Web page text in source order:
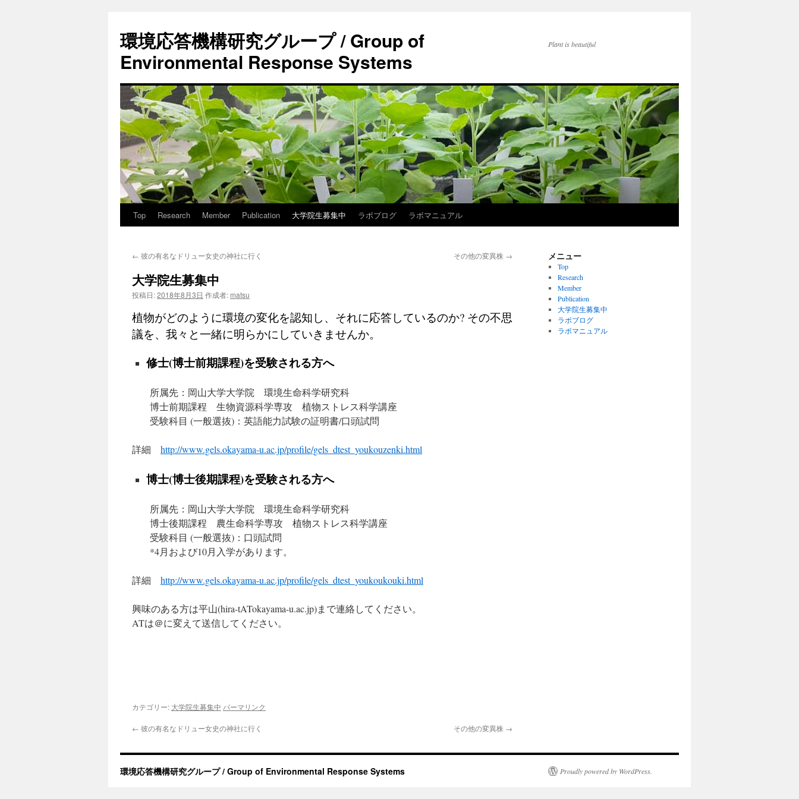
環境応答機構研究グループ / Group of
Environmental Response Systems
Plant is beautiful
Top Research Member Publication 大学院生募集中 ラボブログ ラボマニュアル
← 彼の有名なドリュー女史の神社に行く その他の変異株 →
大学院生募集中
投稿日:2018年8月3日 作成者: matsu
植物がどのように環境の変化を認知し、それに応答しているのか? その不思
議を、我々と一緒に明らかにしていきませんか。
修士(博士前期課程)を受験される方へ
所属先：岡山大学大学院 環境生命科学研究科
博士前期課程 生物資源科学専攻 植物ストレス科学講座
受験科目 (一般選抜)：英語能力試験の証明書/口頭試問
詳細 http://www.gels.okayama-u.ac.jp/profile/gels_dtest_youkouzenki.html
博士(博士後期課程)を受験される方へ
所属先：岡山大学大学院 環境生命科学研究科
博士後期課程 農生命科学専攻 植物ストレス科学講座
受験科目 (一般選抜)：口頭試問
*4月および10月入学があります。
詳細 http://www.gels.okayama-u.ac.jp/profile/gels_dtest_youkoukouki.html
興味のある方は平山(hira-tATokayama-u.ac.jp)まで連絡してください。
ATは＠に変えて送信してください。
カテゴリー: 大学院生募集中 パーマリンク
← 彼の有名なドリュー女史の神社に行く その他の変異株 →
メニュー
Top
Research
Member
Publication
大学院生募集中
ラボブログ
ラボマニュアル
環境応答機構研究グループ / Group of Environmental Response Systems Proudly powered by WordPress.